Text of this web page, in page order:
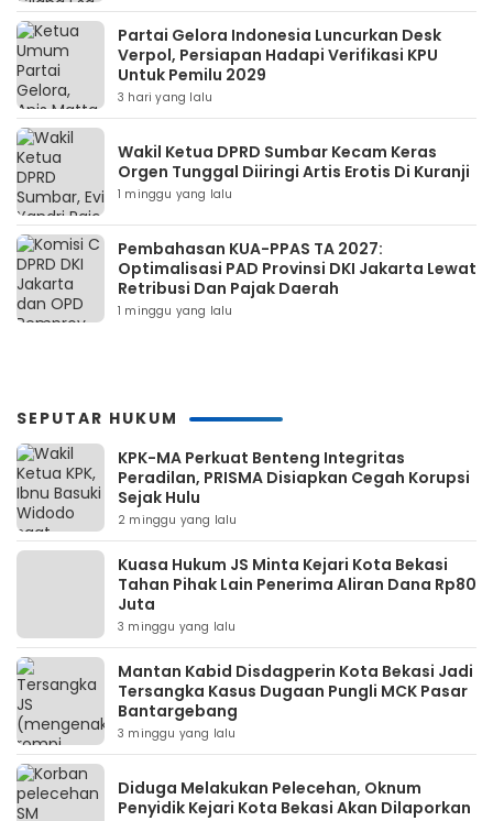
Partai Gelora Indonesia Luncurkan Desk
Verpol, Persiapan Hadapi Verifikasi KPU
Untuk Pemilu 2029
3 hari yang lalu
Wakil Ketua DPRD Sumbar Kecam Keras
Orgen Tunggal Diiringi Artis Erotis Di Kuranji
1 minggu yang lalu
Pembahasan KUA-PPAS TA 2027:
Optimalisasi PAD Provinsi DKI Jakarta Lewat
Retribusi Dan Pajak Daerah
1 minggu yang lalu
SEPUTAR HUKUM
KPK-MA Perkuat Benteng Integritas
Peradilan, PRISMA Disiapkan Cegah Korupsi
Sejak Hulu
2 minggu yang lalu
Kuasa Hukum JS Minta Kejari Kota Bekasi
Tahan Pihak Lain Penerima Aliran Dana Rp80
Juta
3 minggu yang lalu
Mantan Kabid Disdagperin Kota Bekasi Jadi
Tersangka Kasus Dugaan Pungli MCK Pasar
Bantargebang
3 minggu yang lalu
Diduga Melakukan Pelecehan, Oknum
Penyidik Kejari Kota Bekasi Akan Dilaporkan